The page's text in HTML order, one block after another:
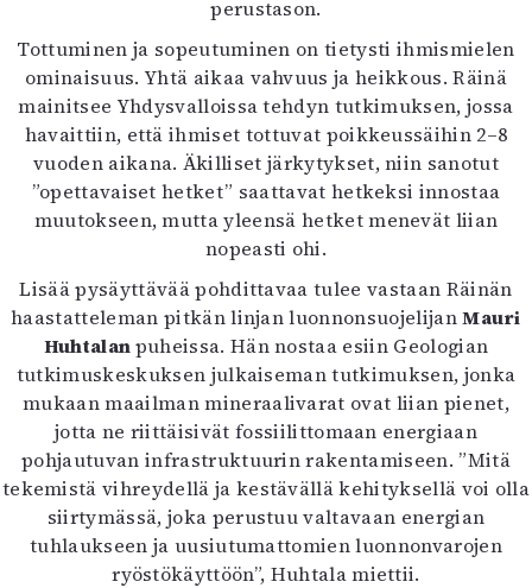
perustason.
Tottuminen ja sopeutuminen on tietysti ihmismielen
ominaisuus. Yhtä aikaa vahvuus ja heikkous. Räinä
mainitsee Yhdysvalloissa tehdyn tutkimuksen, jossa
havaittiin, että ihmiset tottuvat poikkeussäihin 2–8
vuoden aikana. Äkilliset järkytykset, niin sanotut
”opettavaiset hetket” saattavat hetkeksi innostaa
muutokseen, mutta yleensä hetket menevät liian
nopeasti ohi.
Lisää pysäyttävää pohdittavaa tulee vastaan Räinän
haastatteleman pitkän linjan luonnonsuojelijanMauri
Huhtalanpuheissa. Hän nostaa esiin Geologian
tutkimuskeskuksen julkaiseman tutkimuksen, jonka
mukaan maailman mineraalivarat ovat liian pienet,
jotta ne riittäisivät fossiilittomaan energiaan
pohjautuvan infrastruktuurin rakentamiseen. ”Mitä
tekemistä vihreydellä ja kestävällä kehityksellä voi olla
siirtymässä, joka perustuu valtavaan energian
tuhlaukseen ja uusiutumattomien luonnonvarojen
ryöstökäyttöön”, Huhtala miettii.